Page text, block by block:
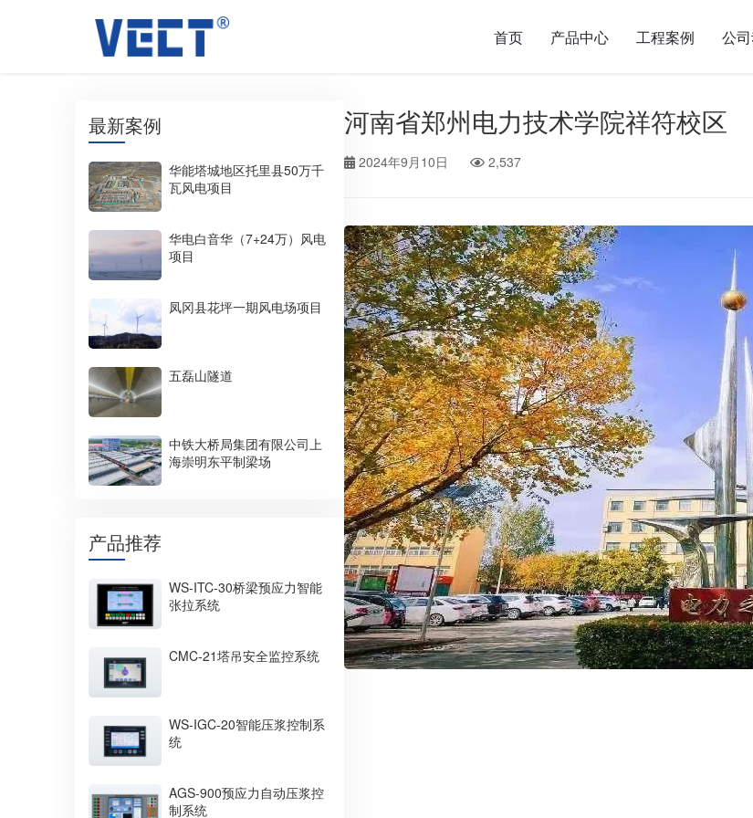
首页 产品中心 工程案例 公
最新案例
华能塔城地区托里县50万千
瓦风电项目
华电白音华（7+24万）风电
项目
凤冈县花坪一期风电场项目
五磊山隧道
中铁大桥局集团有限公司上
海崇明东平制梁场
产品推荐
WS-ITC-30桥梁预应力智能
张拉系统
CMC-21塔吊安全监控系统
WS-IGC-20智能压浆控制系
统
AGS-900预应力自动压浆控
制系统
河南省郑州电力技术学院祥符校区
2024年9月10日 2,537